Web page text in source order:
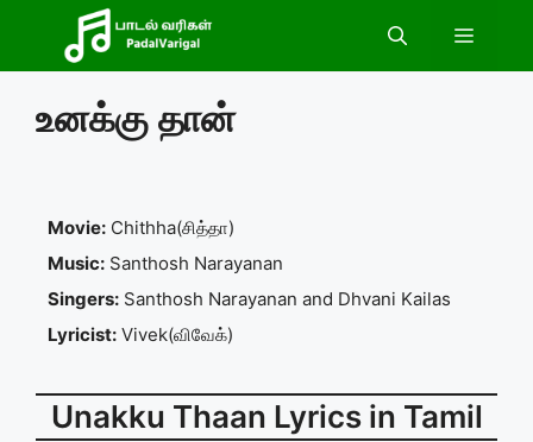
content
Menu
உனக்கு தான்
Movie: Chithha(சித்தா)
Music: Santhosh Narayanan
Singers: Santhosh Narayanan and Dhvani Kailas
Lyricist: Vivek(விவேக்)
Unakku Thaan Lyrics in Tamil